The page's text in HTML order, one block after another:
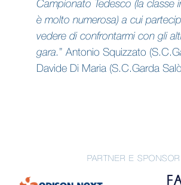
Campionato Tedesco (la classe
è molto numerosa) a cui
vedere di confrontarmi con gli
gara. ” Antonio Squizzato
Davide Di Maria (S.C.Garda
PARTNER E SPONSOR